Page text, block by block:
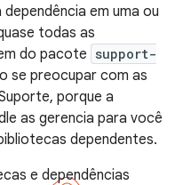
em uma ou
todas as
do pacote support-
se preocupar com as
porque a
as gerencia para você
dependentes.
e dependências